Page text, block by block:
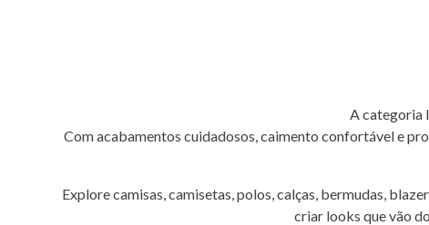
A categoria
Com acabamentos cuidadosos, caimento confortável e
Explore camisas, camisetas, polos, calças, bermudas,
criar looks que vão